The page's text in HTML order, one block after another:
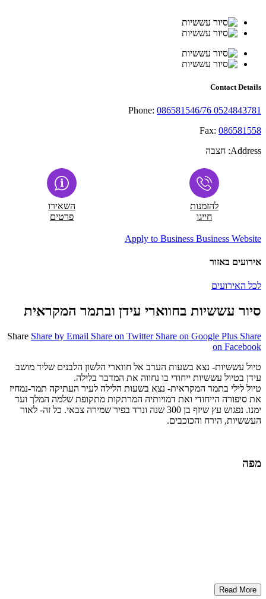
Contact Details
Phone: 086581546/76 0524843781
Fax: 086581558
Address: חצבה
להזמנות
חייגו
השאירו
פרטים
Apply to Business Business Website
אירועים באזור
לכל האירועים
סיור עששיות בחווארי עידן ובתמר המקראית
Share Share by Email Share on Twitter Share on Google Plus Share
on Facebook
טיול עששיות- נצא בשעות הערב אל חווארי הלשון הלבנים שליד מושב
עידן בטיול עששיות ייחודי בו נחווה את המדבר בלילה.
טיול לילי בתמר המקראית- נצא בשעות הלילה לעיר העתיקה תמר-נמחיז
את סיפורה הייחודי ואת דמויותיה המרתקות מתקופת שלמה המלך ועד
ימנו. נפגוש עץ שיזף בן 300 שנה ונרד בפיר שמירה צבאי. כל זה- לאור
העששיות, הירח והכוכבים.
מפה
Read More